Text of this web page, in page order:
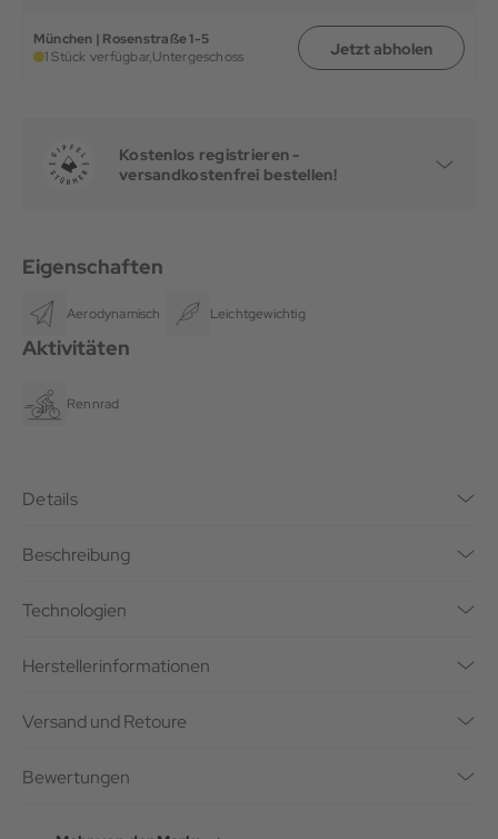
München | Rosenstraße 1-5
1 Stück verfügbar,Untergeschoss Jetzt abholen
Kostenlos registrieren -
versandkostenfrei bestellen!
Eigenschaften
Aerodynamisch Leichtgewichtig
Aktivitäten
Rennrad
Details
Beschreibung
Technologien
Herstellerinformationen
Versand und Retoure
Bewertungen